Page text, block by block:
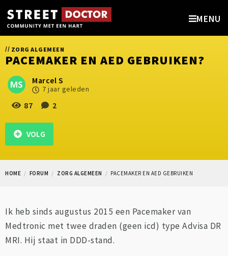
MENU
// ZORG ALGEMEEN
PACEMAKER EN AED GEBRUIKEN?
Marcel S
7 jaar geleden
87 2
VOLG
HOME FORUM ZORG ALGEMEEN PACEMAKER EN AED GEBRUIKEN
Ik heb sinds augustus 2015 een Pacemaker van
Medtronic met twee draden (geen icd) type Advisa DR
MRI. Hij staat in DDD-stand.